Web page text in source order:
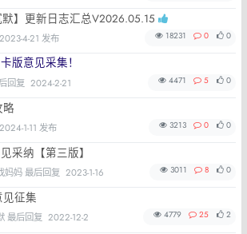
默】更新日志汇总V2026.05.15
4-21 发布 18231 0 0
版意见采集！
回复 2024-2-21 4471 5 0
略
1-11 发布 3213 0 0
采纳【第三版】
妈妈 最后回复 2023-1-16 3011 8 0
见征集
最后回复 2022-12-2 4779 25 2